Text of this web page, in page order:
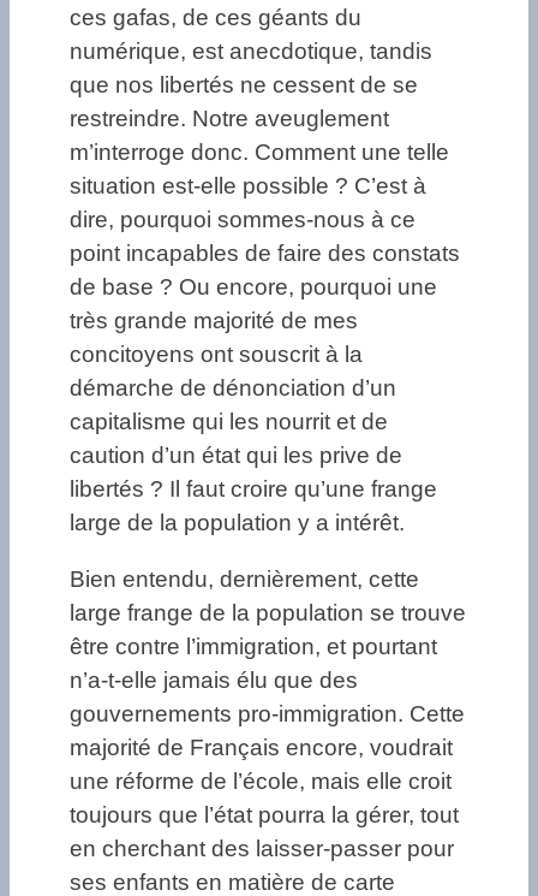
ces gafas, de ces géants du
numérique, est anecdotique, tandis
que nos libertés ne cessent de se
restreindre. Notre aveuglement
m’interroge donc. Comment une telle
situation est-elle possible ? C’est à
dire, pourquoi sommes-nous à ce
point incapables de faire des constats
de base ? Ou encore, pourquoi une
très grande majorité de mes
concitoyens ont souscrit à la
démarche de dénonciation d’un
capitalisme qui les nourrit et de
caution d’un état qui les prive de
libertés ? Il faut croire qu’une frange
large de la population y a intérêt.
Bien entendu, dernièrement, cette
large frange de la population se trouve
être contre l’immigration, et pourtant
n’a-t-elle jamais élu que des
gouvernements pro-immigration. Cette
majorité de Français encore, voudrait
une réforme de l’école, mais elle croit
toujours que l’état pourra la gérer, tout
en cherchant des laisser-passer pour
ses enfants en matière de carte